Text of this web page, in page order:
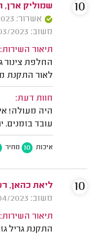
שמוליק ארן,
אשרור: 11/05/2023
משוב: 12/03/2023
תיאור השירות:
החלפת צינור
לאור התקנת
חוות דעת:
היה מעולה!
עובד בזמנים.
איכות 10 מחיר
10
ליאת כהאן,
משוב: 23/04/2023
תיאור השירות:
התקנת גריל
10